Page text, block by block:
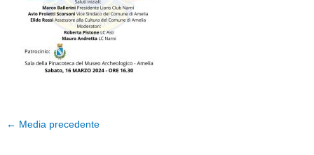
← Media precedente